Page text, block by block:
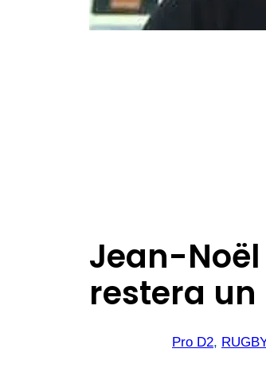
Jean-Noël
restera
Pro D2, RUGBY